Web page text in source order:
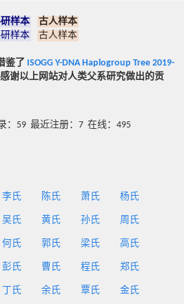
样本
古人样本
样本 古人样本
鉴了 ISOGG Y-DNA Haplogroup Tree 2019-
谢以上网站对人类父系研究做出的贡
：59 最近注册：7 在线：495
李氏 陈氏 萧氏 杨氏
吴氏 黄氏 孙氏 周氏
何氏 郭氏 梁氏 高氏
彭氏 曹氏 程氏 郑氏
丁氏 余氏 覃氏 金氏